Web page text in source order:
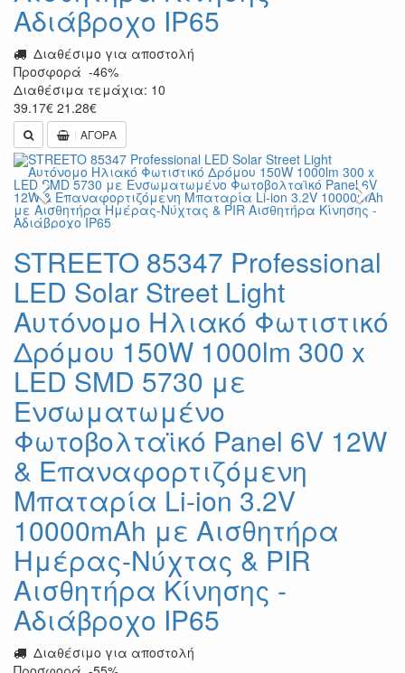
Αδιάβροχο IP65
Διαθέσιμο για αποστολή
Προσφορά -46%
Διαθέσιμα τεμάχια: 10
39.17€ 21.28€
ΑΓΟΡΑ
Previous Next
STREETO 85347 Professional
LED Solar Street Light
Αυτόνομο Ηλιακό Φωτιστικό
Δρόμου 150W 1000lm 300 x
LED SMD 5730 με
Ενσωματωμένο
Φωτοβολταϊκό Panel 6V 12W
& Επαναφορτιζόμενη
Μπαταρία Li-ion 3.2V
10000mAh με Αισθητήρα
Ημέρας-Νύχτας & PIR
Αισθητήρα Κίνησης -
Αδιάβροχο IP65
Διαθέσιμο για αποστολή